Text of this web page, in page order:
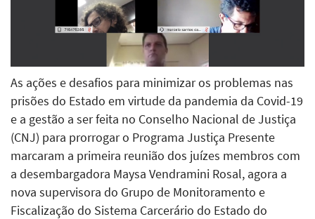
As ações e desafios para minimizar os problemas nas
prisões do Estado em virtude da pandemia da Covid-19
e a gestão a ser feita no Conselho Nacional de Justiça
(CNJ) para prorrogar o Programa Justiça Presente
marcaram a primeira reunião dos juízes membros com
a desembargadora Maysa Vendramini Rosal, agora a
nova supervisora do Grupo de Monitoramento e
Fiscalização do Sistema Carcerário do Estado do